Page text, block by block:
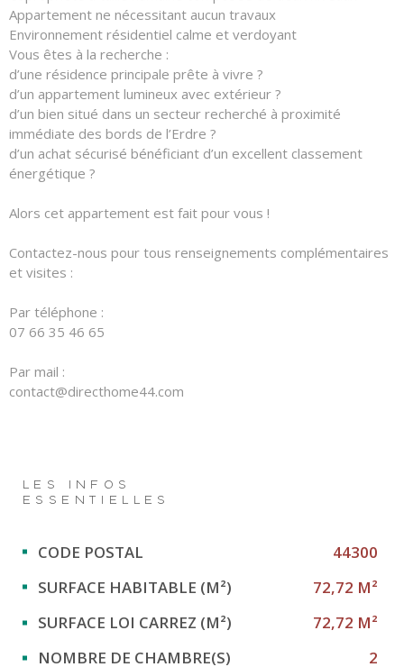
Appartement ne nécessitant aucun travaux
Environnement résidentiel calme et verdoyant
Vous êtes à la recherche :
d’une résidence principale prête à vivre ?
d’un appartement lumineux avec extérieur ?
d’un bien situé dans un secteur recherché à proximité
immédiate des bords de l’Erdre ?
d’un achat sécurisé bénéficiant d’un excellent classement
énergétique ?
Alors cet appartement est fait pour vous !
Contactez-nous pour tous renseignements complémentaires
et visites :
Par téléphone :
07 66 35 46 65
Par mail :
contact@directhome44.com
LES INFOS
ESSENTIELLES
Caractérisque Valeurs
CODE POSTAL
44300
SURFACE HABITABLE (M²)
72,72 M²
SURFACE LOI CARREZ (M²)
72,72 M²
NOMBRE DE CHAMBRE(S)
2